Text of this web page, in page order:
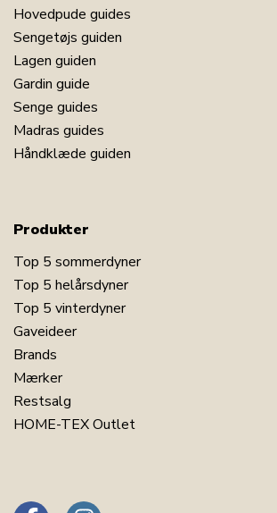
Hovedpude guides
Sengetøjs guiden
Lagen guiden
Gardin guide
Senge guides
Madras guides
Håndklæde guiden
Produkter
Top 5 sommerdyner
Top 5 helårsdyner
Top 5 vinterdyner
Gaveideer
Brands
Mærker
Restsalg
HOME-TEX Outlet